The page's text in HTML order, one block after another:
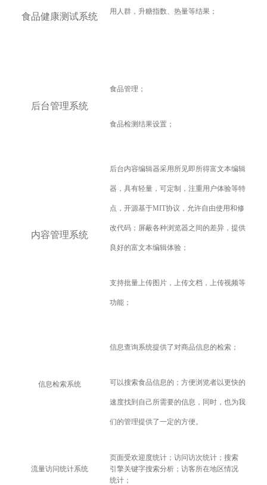
食品健康测试系统
用人群，升糖指数、热量等结果；
后台管理系统
食品管理；
食品检测结果设置；
内容管理系统
后台内容编辑器采用所见即所得富文本编辑
器，具有轻量，可定制，注重用户体验等特
点，开源基于MIT协议，允许自由使用和修
改代码；屏蔽各种浏览器之间的差异，提供
良好的富文本编辑体验；
支持批量上传图片，上传文档，上传视频等
功能；
信息检索系统
信息查询系统提供了对商品信息的检索；
可以搜索食品信息的；方便浏览者以更快的
速度找到自己所需要的信息，同时，也为我
们的管理提供了一定的方便。
流量访问统计系统
页面受欢迎度统计；访问访次统计；搜索
引擎关键字搜索分析；访客所在地区情况
统计；